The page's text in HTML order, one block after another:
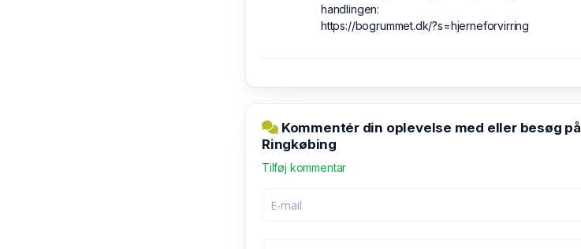
handlingen:
https://bogrummet.dk/?s=hjerneforvirring
Kommentér din oplevelse med eller besøg på
Ringkøbing
Tilføj kommentar